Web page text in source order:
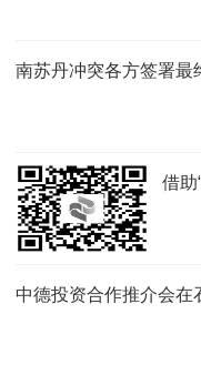
南苏丹冲突各方签署最
借助
中德投资合作推介会在